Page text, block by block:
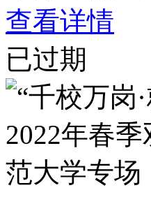
查看详情
已过期